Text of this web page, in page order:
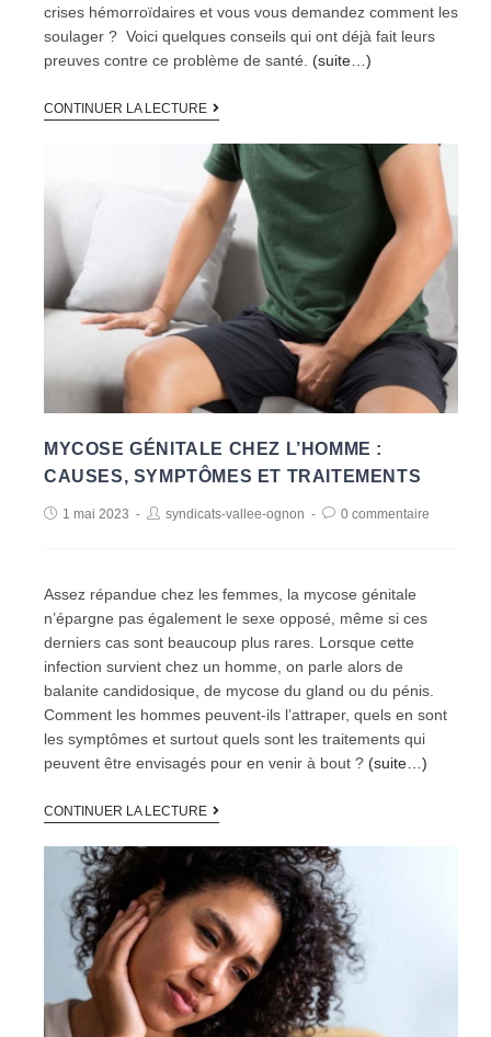
crises hémorroïdaires et vous vous demandez comment les
soulager ? Voici quelques conseils qui ont déjà fait leurs
preuves contre ce problème de santé. (suite…)
CONTINUER LA LECTURE
MYCOSE GÉNITALE CHEZ L’HOMME :
CAUSES, SYMPTÔMES ET TRAITEMENTS
1 mai 2023 syndicats-vallee-ognon 0 commentaire
Assez répandue chez les femmes, la mycose génitale
n’épargne pas également le sexe opposé, même si ces
derniers cas sont beaucoup plus rares. Lorsque cette
infection survient chez un homme, on parle alors de
balanite candidosique, de mycose du gland ou du pénis.
Comment les hommes peuvent-ils l’attraper, quels en sont
les symptômes et surtout quels sont les traitements qui
peuvent être envisagés pour en venir à bout ? (suite…)
CONTINUER LA LECTURE